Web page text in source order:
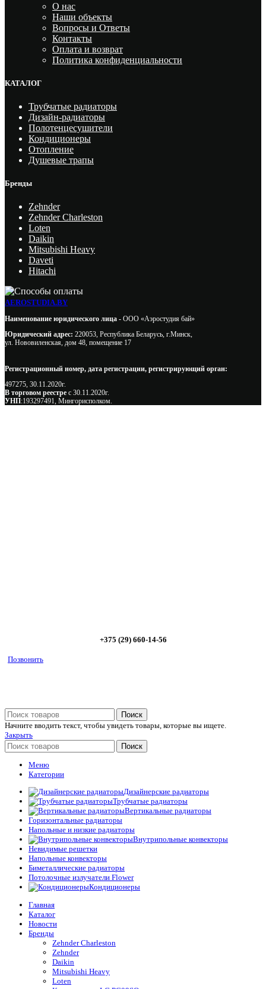
О нас
Наши объекты
Вопросы и Ответы
Контакты
Оплата и возврат
Политика конфиденциальности
КАТАЛОГ
Трубчатые радиаторы
Дизайн-радиаторы
Полотенцесушители
Кондиционеры
Отопление
Душевые трапы
Бренды
Zehnder
Zehnder Charleston
Loten
Daikin
Mitsubishi Heavy
Daveti
Hitachi
AEROSTUDIA.BY
Наименование юридического лица - ООО «Аэростудия бай»
Юридический адрес: 220053, Республика Беларусь, г.Минск,
ул. Нововиленская, дом 48, помещение 17
Регистрационный номер, дата регистрации, регистрирующий орган:
497275, 30.11.2020г.
В торговом реестре с 30.11.2020г.
УНП:193297491, Мингорисполком.
+375 (29) 660-14-56
Позвонить
Поиск
Начните вводить текст, чтобы увидеть товары, которые вы ищете.
Закрыть
Поиск
Меню
Категории
Дизайнерские радиаторы
Трубчатые радиаторы
Вертикальные радиаторы
Горизонтальные радиаторы
Напольные и низкие радиаторы
Внутрипольные конвекторы
Невидимые решетки
Напольные конвекторы
Биметаллические радиаторы
Потолочные излучатели Flower
Кондиционеры
Главная
Каталог
Новости
Бренды
Zehnder Charleston
Zehnder
Daikin
Mitsubishi Heavy
Loten